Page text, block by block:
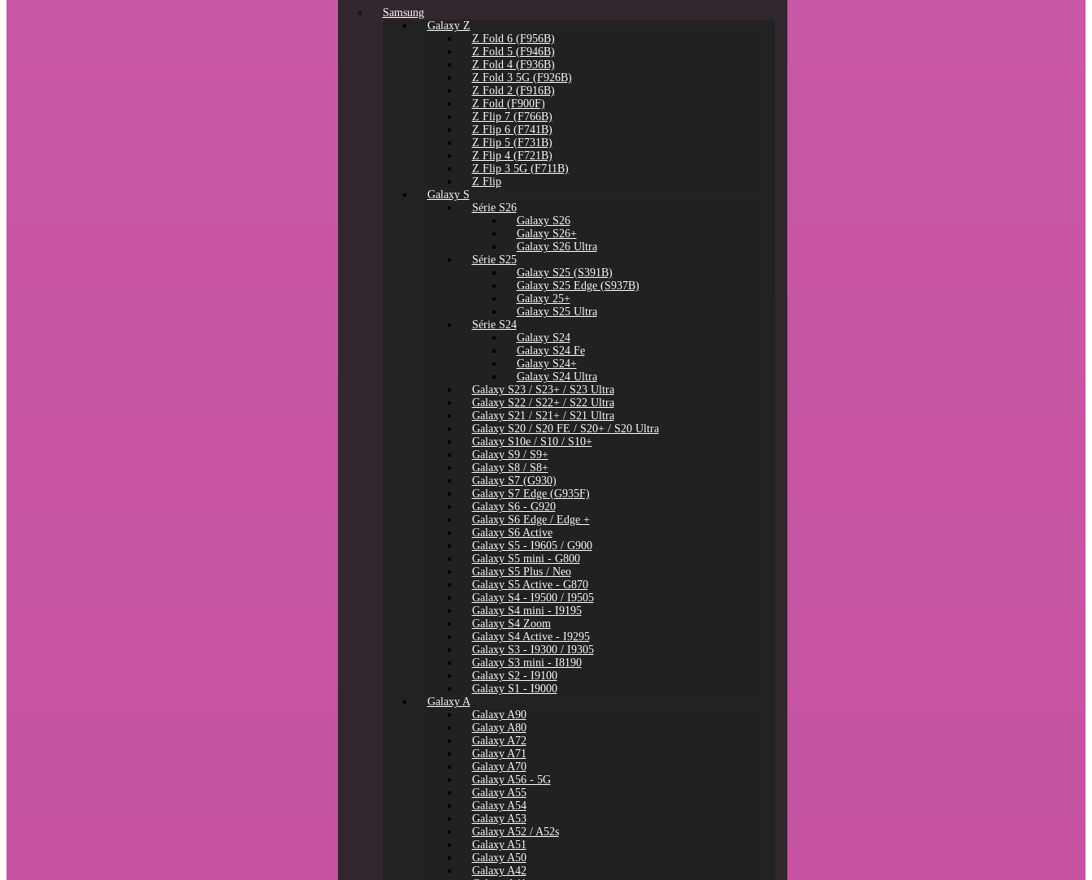
Samsung
Galaxy Z
Z Fold 6 (F956B)
Z Fold 5 (F946B)
Z Fold 4 (F936B)
Z Fold 3 5G (F926B)
Z Fold 2 (F916B)
Z Fold (F900F)
Z Flip 7 (F766B)
Z Flip 6 (F741B)
Z Flip 5 (F731B)
Z Flip 4 (F721B)
Z Flip 3 5G (F711B)
Z Flip
Galaxy S
Série S26
Galaxy S26
Galaxy S26+
Galaxy S26 Ultra
Série S25
Galaxy S25 (S391B)
Galaxy S25 Edge (S937B)
Galaxy 25+
Galaxy S25 Ultra
Série S24
Galaxy S24
Galaxy S24 Fe
Galaxy S24+
Galaxy S24 Ultra
Galaxy S23 / S23+ / S23 Ultra
Galaxy S22 / S22+ / S22 Ultra
Galaxy S21 / S21+ / S21 Ultra
Galaxy S20 / S20 FE / S20+ / S20 Ultra
Galaxy S10e / S10 / S10+
Galaxy S9 / S9+
Galaxy S8 / S8+
Galaxy S7 (G930)
Galaxy S7 Edge (G935F)
Galaxy S6 - G920
Galaxy S6 Edge / Edge +
Galaxy S6 Active
Galaxy S5 - I9605 / G900
Galaxy S5 mini - G800
Galaxy S5 Plus / Neo
Galaxy S5 Active - G870
Galaxy S4 - I9500 / I9505
Galaxy S4 mini - I9195
Galaxy S4 Zoom
Galaxy S4 Active - I9295
Galaxy S3 - I9300 / I9305
Galaxy S3 mini - I8190
Galaxy S2 - I9100
Galaxy S1 - I9000
Galaxy A
Galaxy A90
Galaxy A80
Galaxy A72
Galaxy A71
Galaxy A70
Galaxy A56 - 5G
Galaxy A55
Galaxy A54
Galaxy A53
Galaxy A52 / A52s
Galaxy A51
Galaxy A50
Galaxy A42